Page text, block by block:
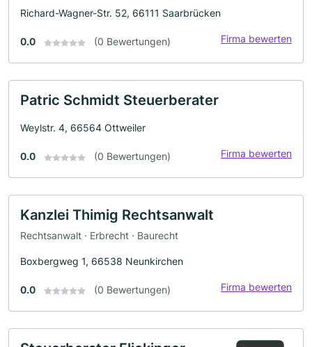
Richard-Wagner-Str. 52, 66111 Saarbrücken
0.0 (0 Bewertungen) Firma bewerten
Patric Schmidt Steuerberater
Weylstr. 4, 66564 Ottweiler
0.0 (0 Bewertungen) Firma bewerten
Kanzlei Thimig Rechtsanwalt
Rechtsanwalt · Erbrecht · Baurecht
Boxbergweg 1, 66538 Neunkirchen
0.0 (0 Bewertungen) Firma bewerten